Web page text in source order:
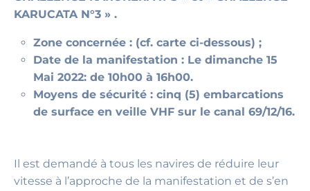
KARUCATA N°3 » .
Zone concernée : (cf. carte ci-dessous) ;
Date de la manifestation : Le dimanche 15
Mai 2022: de 10h00 à 16h00.
Moyens de sécurité : cinq (5) embarcations
de surface en veille VHF sur le canal 69/12/16.
Il est demandé à tous les navires de réduire leur
vitesse à l’approche de la manifestation et de s’en